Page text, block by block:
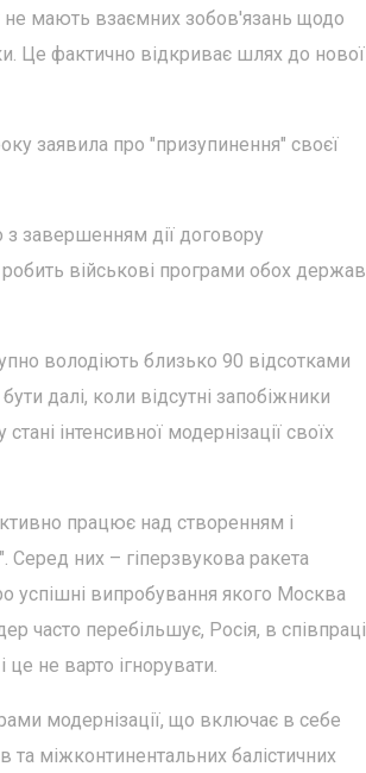
не мають взаємних зобов'язань щодо
Це фактично відкриває шлях до нової
заявила про "призупинення" своєї
завершенням дії договору
військові програми обох держав
володіють близько 90 відсотками
далі, коли відсутні запобіжники
інтенсивної модернізації своїх
працює над створенням і
Серед них – гіперзвукова ракета
успішні випробування якого Москва
часто перебільшує, Росія, в співпраці
не варто ігнорувати.
модернізації, що включає в себе
та міжконтинентальних балістичних